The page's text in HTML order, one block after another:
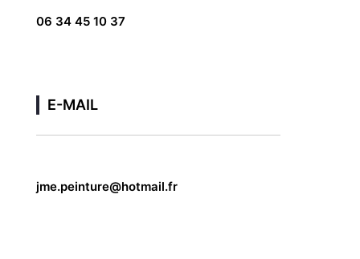
06 34 45 10 37
E-MAIL
jme.peinture@hotmail.fr